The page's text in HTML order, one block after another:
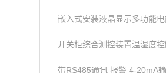
嵌入式安装液晶显示多功能
开关柜综合测控装置温湿度
带RS485通讯 报警 4-20mA输